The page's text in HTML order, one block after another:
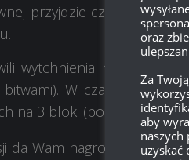
przyjdzie czas na
wytchnienia możecie
bitwami). W czasie trwania
na 3 bloki (po 3 misje
da Wam nagrody i
oraz
Za
aby
naszych
uzyskać